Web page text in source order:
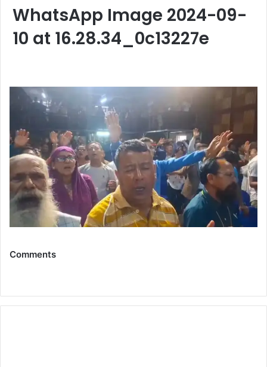
WhatsApp Image 2024-09-
10 at 16.28.34_0c13227e
Comments